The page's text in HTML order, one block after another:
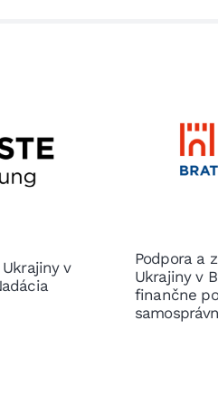
v
Podpora a
Ukrajiny v
finančne